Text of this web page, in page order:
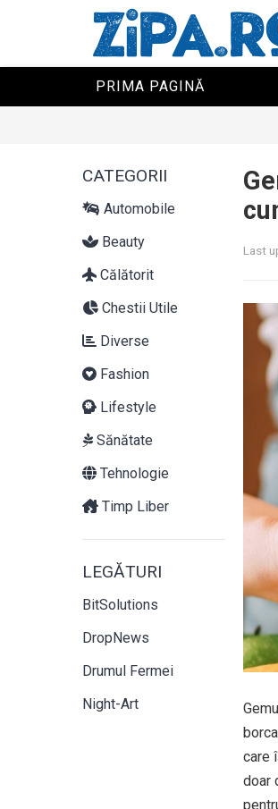
PRIMA PAGINĂ
CATEGORII
Automobile
Beauty
Călătorit
Chestii Utile
Diverse
Fashion
Lifestyle
Sănătate
Tehnologie
Timp Liber
LEGĂTURI
BitSolutions
DropNews
Drumul Fermei
Night-Art
Last
care
doar